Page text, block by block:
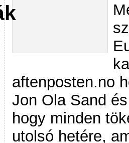
aftenposten.no
Jon Ola Sand
hogy minden
utolsó hetére,